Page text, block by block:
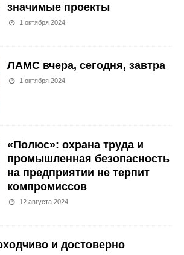
значимые проекты
1 октября 2024
ЛАМС вчера, сегодня, завтра
1 октября 2024
«Полюс»: охрана труда и
промышленная безопасность
на предприятии не терпит
компромиссов
12 августа 2024
и достоверно